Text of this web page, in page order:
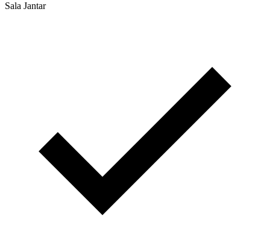
Sala Jantar